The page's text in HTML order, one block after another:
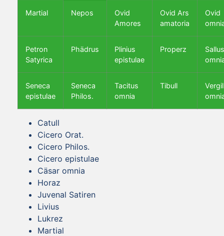
Martial Nepos
Ovid
Amores
Ovid Ars
amatoria
Ovid
Petron
Satyrica
Phädrus
Plinius
epistulae
Properz
Seneca
epistulae
Seneca
Philos.
Tacitus
omnia
Tibull
Vergil
Catull
Cicero Orat.
Cicero Philos.
Cicero epistulae
Cäsar omnia
Horaz
Juvenal Satiren
Livius
Lukrez
Martial